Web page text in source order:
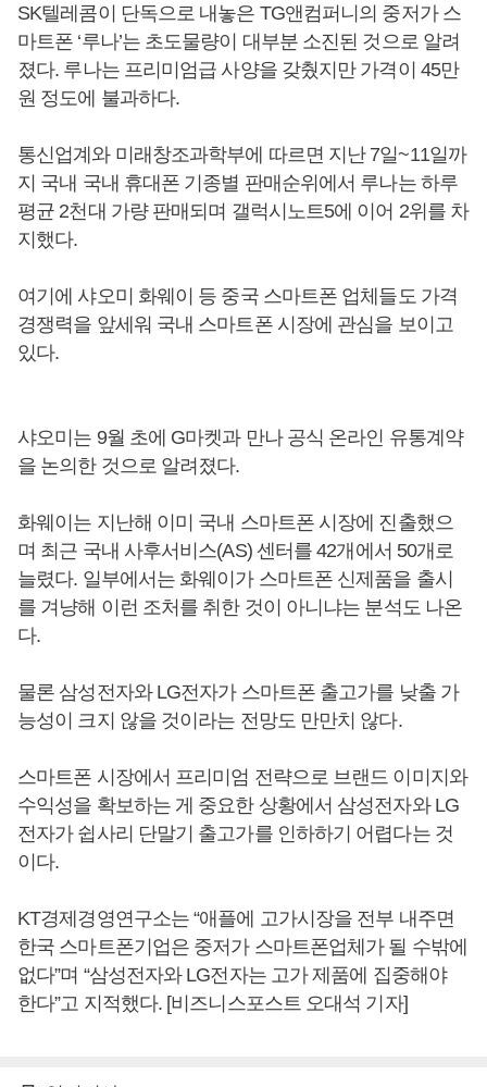
SK텔레콤이 단독으로 내놓은 TG앤컴퍼니의 중저가 스
마트폰 ‘루나’는 초도물량이 대부분 소진된 것으로 알려
졌다. 루나는 프리미엄급 사양을 갖췄지만 가격이 45만
원 정도에 불과하다.
통신업계와 미래창조과학부에 따르면 지난 7일~11일까
지 국내 국내 휴대폰 기종별 판매순위에서 루나는 하루
평균 2천대 가량 판매되며 갤럭시노트5에 이어 2위를 차
지했다.
여기에 샤오미 화웨이 등 중국 스마트폰 업체들도 가격
경쟁력을 앞세워 국내 스마트폰 시장에 관심을 보이고
있다.
샤오미는 9월 초에 G마켓과 만나 공식 온라인 유통계약
을 논의한 것으로 알려졌다.
화웨이는 지난해 이미 국내 스마트폰 시장에 진출했으
며 최근 국내 사후서비스(AS) 센터를 42개에서 50개로
늘렸다. 일부에서는 화웨이가 스마트폰 신제품을 출시
를 겨냥해 이런 조처를 취한 것이 아니냐는 분석도 나온
다.
물론 삼성전자와 LG전자가 스마트폰 출고가를 낮출 가
능성이 크지 않을 것이라는 전망도 만만치 않다.
스마트폰 시장에서 프리미엄 전략으로 브랜드 이미지와
수익성을 확보하는 게 중요한 상황에서 삼성전자와 LG
전자가 쉽사리 단말기 출고가를 인하하기 어렵다는 것
이다.
KT경제경영연구소는 “애플에 고가시장을 전부 내주면
한국 스마트폰기업은 중저가 스마트폰업체가 될 수밖에
없다”며 “삼성전자와 LG전자는 고가 제품에 집중해야
한다”고 지적했다. [비즈니스포스트 오대석 기자]